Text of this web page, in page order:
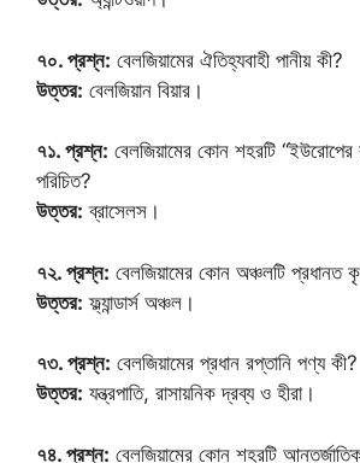
৭০. প্রশ্ন: বেলজিয়ামের ঐতিহ্যবাহী পানীয় কী?
উত্তর: বেলজিয়ান বিয়ার।
৭১. প্রশ্ন: বেলজিয়ামের কোন শহরটি “ইউরোপের
পরিচিত?
উত্তর: ব্রাসেলস।
৭২. প্রশ্ন: বেলজিয়ামের কোন অঞ্চলটি প্রধানত
উত্তর: ফ্ল্যান্ডার্স অঞ্চল।
৭৩. প্রশ্ন: বেলজিয়ামের প্রধান রপ্তানি পণ্য কী?
উত্তর: যন্ত্রপাতি, রাসায়নিক দ্রব্য ও হীরা।
৭৪. প্রশ্ন: বেলজিয়ামের কোন শহরটি